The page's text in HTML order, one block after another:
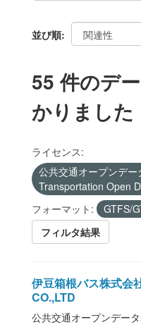
並び順
55 件のデ
かりました
ライセンス:
公共交通オープンデ
Transportation Open
フォーマット:
GTFS/
フィルタ結果
伊豆箱根バス株式会
CO.,LTD
公共交通オープンデー